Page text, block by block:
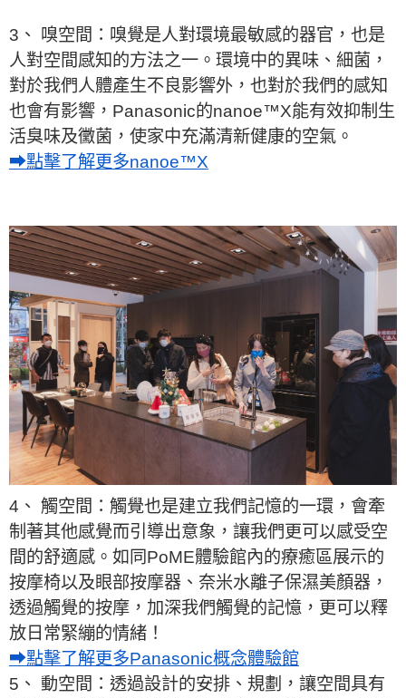
3、 嗅空間：嗅覺是人對環境最敏感的器官，也是
人對空間感知的方法之一。環境中的異味、細菌，
對於我們人體產生不良影響外，也對於我們的感知
也會有影響，Panasonic的nanoe™X能有效抑制生
活臭味及黴菌，使家中充滿清新健康的空氣。
➡點擊了解更多nanoe™X
4、 觸空間：觸覺也是建立我們記憶的一環，會牽
制著其他感覺而引導出意象，讓我們更可以感受空
間的舒適感。如同PoME體驗館內的療癒區展示的
按摩椅以及眼部按摩器、奈米水離子保濕美顏器，
透過觸覺的按摩，加深我們觸覺的記憶，更可以釋
放日常緊繃的情緒！
➡點擊了解更多Panasonic概念體驗館
5、 動空間：透過設計的安排、規劃，讓空間具有